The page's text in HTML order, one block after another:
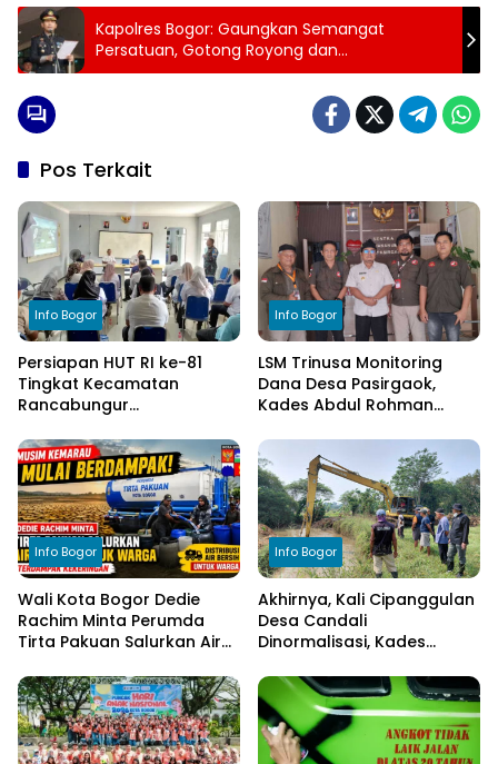
Kapolres Bogor: Gaungkan Semangat
Persatuan, Gotong Royong dan
Keberagaman
Pos Terkait
Info Bogor
Persiapan HUT RI ke-81
Tingkat Kecamatan
Rancabungur
Cimulang, Libatkan Seluruh
Elemen Masyarakat
Info Bogor
LSM Trinusa Monitoring
Dana Desa Pasirgaok,
Kades Abdul Rohman
Transparansi Pengelolaan
Anggaran
Info Bogor
Wali Kota Bogor Dedie
Rachim Minta Perumda
Tirta Pakuan Salurkan Air
Terdampak Kekeringan
Info Bogor
Akhirnya, Kali Cipanggulan
Desa Candali
Dinormalisasi, Kades
kepada Bupati Bogor